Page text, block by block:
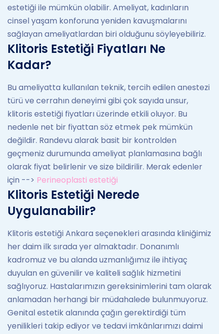
estetiği ile mümkün olabilir. Ameliyat, kadınların
cinsel yaşam konforuna yeniden kavuşmalarını
sağlayan ameliyatlardan biri olduğunu söyleyebiliriz.
Klitoris Estetiği Fiyatları Ne
Kadar?
Bu ameliyatta kullanılan teknik, tercih edilen anestezi
türü ve cerrahın deneyimi gibi çok sayıda unsur,
klitoris estetiği fiyatları üzerinde etkili oluyor. Bu
nedenle net bir fiyattan söz etmek pek mümkün
değildir. Randevu alarak basit bir kontrolden
geçmeniz durumunda ameliyat planlamasına bağlı
olarak fiyat belirlenir ve size bildirilir. Merak edenler
için --> Perineoplasti estetiği
Klitoris Estetiği Nerede
Uygulanabilir?
Klitoris estetiği Ankara seçenekleri arasında kliniğimiz
her daim ilk sırada yer almaktadır. Donanımlı
kadromuz ve bu alanda uzmanlığımız ile ihtiyaç
duyulan en güvenilir ve kaliteli sağlık hizmetini
sağlıyoruz. Hastalarımızın gereksinimlerini tam olarak
anlamadan herhangi bir müdahalede bulunmuyoruz.
Genital estetik alanında çağın gerektirdiği tüm
yenilikleri takip ediyor ve tedavi imkânlarımızı daimi